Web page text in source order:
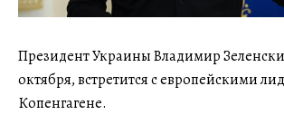
Президент Украины Владимир
октября, встретится с европейскими
Копенгагене.